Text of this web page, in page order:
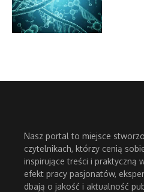
Nasz portal to miejsce
czytelnikach, którzy cenią
inspirujące treści i praktyczną
efekt pracy pasjonatów,
dbają o jakość i aktualność